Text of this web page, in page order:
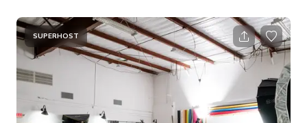
sobredimensionado y una viñeta de pastel estilizada rodeada
de velas parpadeantes y tela de terciopelo. Una chimenea
añade calidez y brillo, anclando la habitación en una
atmósfera cinematográfica después de horas que se siente
seductora y elevada.
SUPERHOST